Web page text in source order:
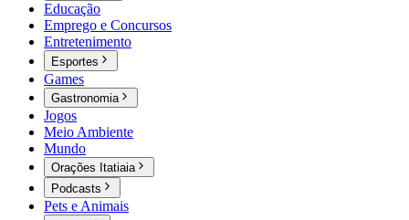
Educação
Emprego e Concursos
Entretenimento
Esportes
Games
Gastronomia
Jogos
Meio Ambiente
Mundo
Orações Itatiaia
Podcasts
Pets e Animais